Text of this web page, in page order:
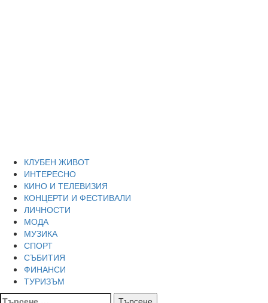
КЛУБЕН ЖИВОТ
ИНТЕРЕСНО
КИНО И ТЕЛЕВИЗИЯ
КОНЦЕРТИ И ФЕСТИВАЛИ
ЛИЧНОСТИ
МОДА
МУЗИКА
СПОРТ
СЪБИТИЯ
ФИНАНСИ
ТУРИЗЪМ
Търсене